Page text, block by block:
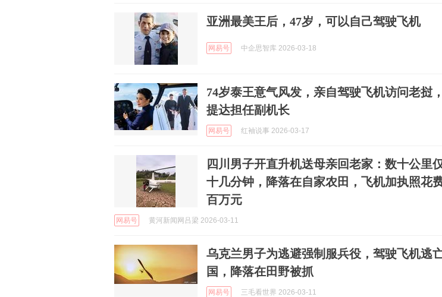
亚洲最美王后，47岁，可以自己驾驶飞机
网易号 中企思智库 2026-03-18
74岁泰王意气风发，亲自驾驶飞机访问老挝
提达担任副机长
网易号 红袖说事 2026-03-17
四川男子开直升机送母亲回老家：数十公里
十几分钟，降落在自家农田，飞机加执照花
百万元
网易号 黄河新闻网吕梁 2026-03-11
乌克兰男子为逃避强制服兵役，驾驶飞机逃
国，降落在田野被抓
网易号 三毛看世界 2026-03-11